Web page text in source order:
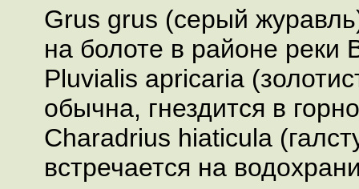
Grus grus (серый
на болоте в районе реки
Pluvialis apricaria
обычна, гнездится в
Charadrius hiaticula
встречается на